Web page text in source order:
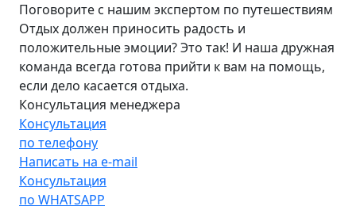
Поговорите с нашим экспертом по путешествиям
Отдых должен приносить радость и
положительные эмоции? Это так! И наша дружная
команда всегда готова прийти к вам на помощь,
если дело касается отдыха.
Консультация менеджера
Консультация
по телефону
Написать на e-mail
Консультация
по WHATSAPP